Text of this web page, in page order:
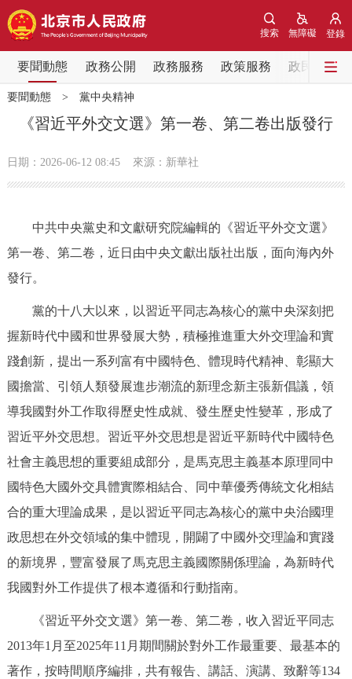
登錄
無障礙
搜索
要聞動態 政務公開 政務服務 政策服務 政民互動
要聞動態
黨中央精神
政務公開
決策公開
政務服務
仲介服務 陽光政務
政民互動
12345網上接訴即辦 我要諮詢 我要建議
參與調查 線上訪談 圖説互動
要聞動態> 黨中央精神
《習近平外交文選》第一卷、第二卷出版發行
日期：2026-06-12 08:45 來源：新華社
中共中央黨史和文獻研究院編輯的《習近平外交文選》
第一卷、第二卷，近日由中央文獻出版社出版，面向海內外
發行。
黨的十八大以來，以習近平同志為核心的黨中央深刻把
握新時代中國和世界發展大勢，積極推進重大外交理論和實
踐創新，提出一系列富有中國特色、體現時代精神、彰顯大
國擔當、引領人類發展進步潮流的新理念新主張新倡議，領
導我國對外工作取得歷史性成就、發生歷史性變革，形成了
習近平外交思想。習近平外交思想是習近平新時代中國特色
社會主義思想的重要組成部分，是馬克思主義基本原理同中
國特色大國外交具體實際相結合、同中華優秀傳統文化相結
合的重大理論成果，是以習近平同志為核心的黨中央治國理
政思想在外交領域的集中體現，開闢了中國外交理論和實踐
的新境界，豐富發展了馬克思主義國際關係理論，為新時代
我國對外工作提供了根本遵循和行動指南。
《習近平外交文選》第一卷、第二卷，收入習近平同志
2013年1月至2025年11月期間關於對外工作最重要、最基本的
著作，按時間順序編排，共有報告、講話、演講、致辭等134